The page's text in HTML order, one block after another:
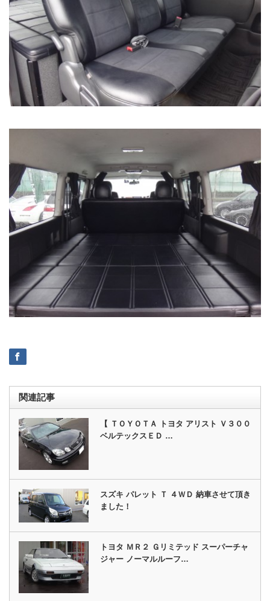
関連記事
【 ＴＯＹＯＴＡ トヨタ アリスト Ｖ３００
ベルテックスＥＤ …
スズキ パレット Ｔ ４ＷＤ 納車させて頂き
ました！
トヨタ ＭＲ２ Ｇリミテッド スーパーチャ
ジャー ノーマルルーフ…